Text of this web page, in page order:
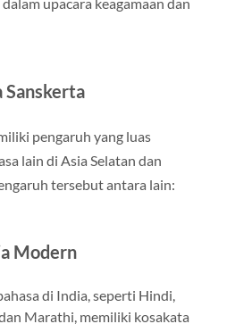
Sanskerta
pengaruh yang luas
lain di Asia Selatan dan
tersebut antara lain:
Modern
di India, seperti Hindi,
Marathi, memiliki kosakata